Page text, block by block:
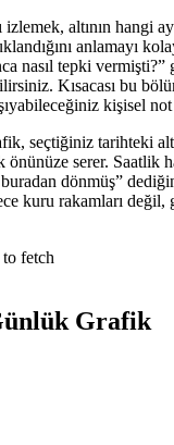
altının hangi
anlamayı
nasıl tepki vermişti?”
Kısacası bu
kişisel
seçtiğiniz tarihteki
önünüze serer. Saatlik
dönmüş”
kuru rakamları
fetch
Grafik